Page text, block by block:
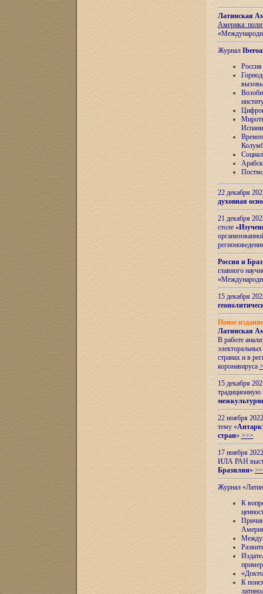
Латинская
Америка:
Журнал
22 декабря
духовная
21 декабря
столе
Россия и
главного
15 декабря
Новое
Латинская
В работе
странах и в
коронавируса
15 декабря
22 ноября
тему «
стран» >>>
17 ноября
ИЛА РАН
Бразилии»
Журнал
К
К